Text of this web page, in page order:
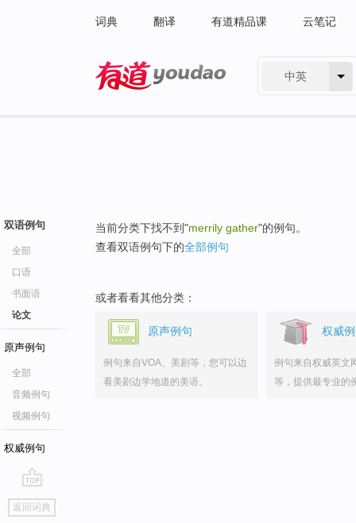
词典 翻译 有道精品课 云笔记
中英
双语例句
全部
口语
书面语
论文
原声例句
全部
音频例句
视频例句
权威例句
go
top
返回词典
当前分类下找不到"merrily gather"的例句。
查看双语例句下的全部例句
或者看看其他分类：
原声例句
例句来自VOA、美剧等，您可以边
看美剧边学地道的美语。
权威
例句来自权威英文
等，提供最专业的